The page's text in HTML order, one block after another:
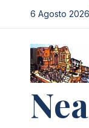
al
contenuto
6 Agosto 2026